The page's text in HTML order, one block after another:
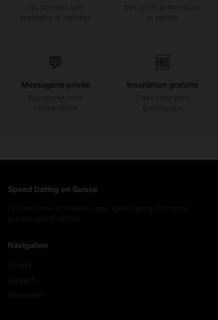
💬
Messagerie privée
🆓
Inscription gratuite
Speed Dating en Suisse
Navigation